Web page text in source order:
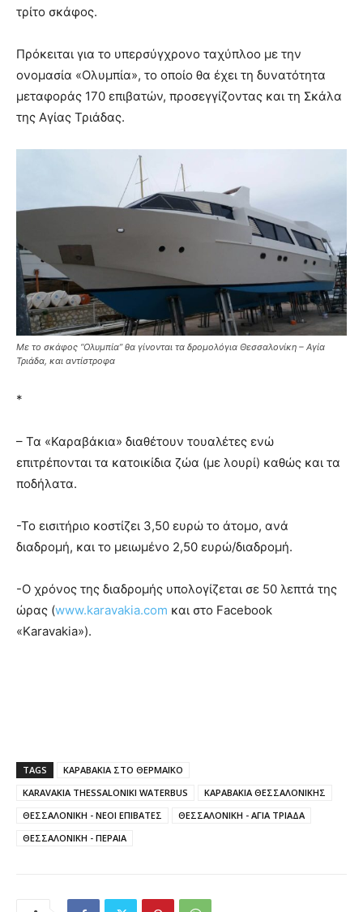
τρίτο σκάφος.
Πρόκειται για το υπερσύγχρονο ταχύπλοο με την
ονομασία «Ολυμπία», το οποίο θα έχει τη δυνατότητα
μεταφοράς 170 επιβατών, προσεγγίζοντας και τη Σκάλα
της Αγίας Τριάδας.
Με το σκάφος “Ολυμπία” θα γίνονται τα δρομολόγια Θεσσαλονίκη – Αγία
Τριάδα, και αντίστροφα
*
– Τα «Καραβάκια» διαθέτουν τουαλέτες ενώ
επιτρέπονται τα κατοικίδια ζώα (με λουρί) καθώς και τα
ποδήλατα.
-Το εισιτήριο κοστίζει 3,50 ευρώ το άτομο, ανά
διαδρομή, και το μειωμένο 2,50 ευρώ/διαδρομή.
-Ο χρόνος της διαδρομής υπολογίζεται σε 50 λεπτά της
ώρας (www.karavakia.com και στο Facebook
«Karavakia»).
TAGS
ΚΑΡΑΒΑΚΙΑ ΣΤΟ ΘΕΡΜΑΪΚΟ
KARAVAKIA THESSALONIKI WATERBUS
ΚΑΡΑΒΑΚΙΑ ΘΕΣΣΑΛΟΝΙΚΗΣ
ΘΕΣΣΑΛΟΝΙΚΗ - ΝΕΟΙ ΕΠΙΒΑΤΕΣ
ΘΕΣΣΑΛΟΝΙΚΗ - ΑΓΙΑ ΤΡΙΑΔΑ
ΘΕΣΣΑΛΟΝΙΚΗ - ΠΕΡΑΙΑ